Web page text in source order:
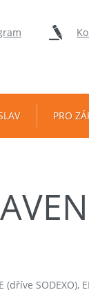
PRO
SODEXO),